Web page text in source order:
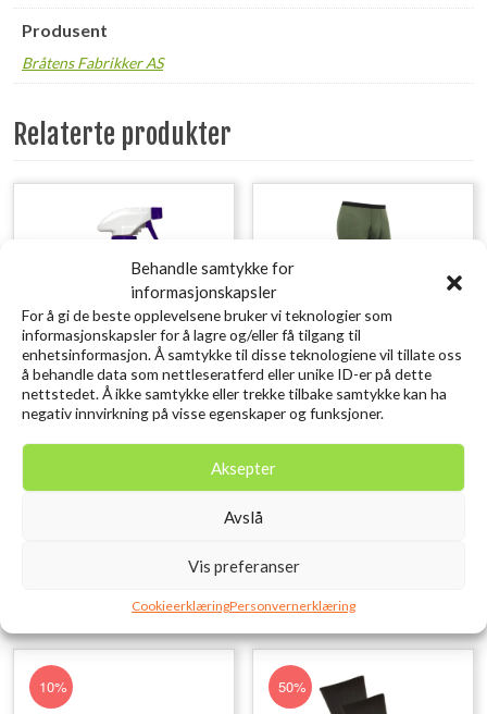
Behandle samtykke for
informasjonskapsler
For å gi de beste opplevelsene bruker vi teknologier som
informasjonskapsler for å lagre og/eller få tilgang til
enhetsinformasjon. Å samtykke til disse teknologiene vil tillate oss
å behandle data som nettleseratferd eller unike ID-er på dette
nettstedet. Å ikke samtykke eller trekke tilbake samtykke kan ha
negativ innvirkning på visse egenskaper og funksjoner.
Aksepter
Avslå
Vis preferanser
CookieerklæringPersonvernerklæring
Produsent
Bråtens Fabrikker AS
Relaterte produkter
NikWaxTX Direct Spray-On
DEVOLD Expedition Merino
10% 50%